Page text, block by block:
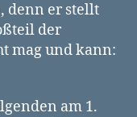
denn er stellt
der
mag und kann:
am 1.